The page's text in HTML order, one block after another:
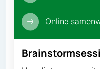
Online